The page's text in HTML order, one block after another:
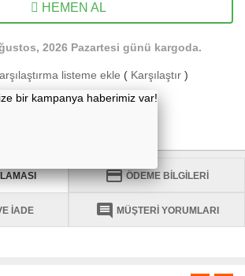
HEMEN AL
2026 Pazartesi günü kargoda.
listeme ekle ( Karşılaştır)
·Fiyatı düşünce bildir
credit_cardÖDEME BİLGİLERİ
İADE comment MÜŞTERİ YORUMLARI